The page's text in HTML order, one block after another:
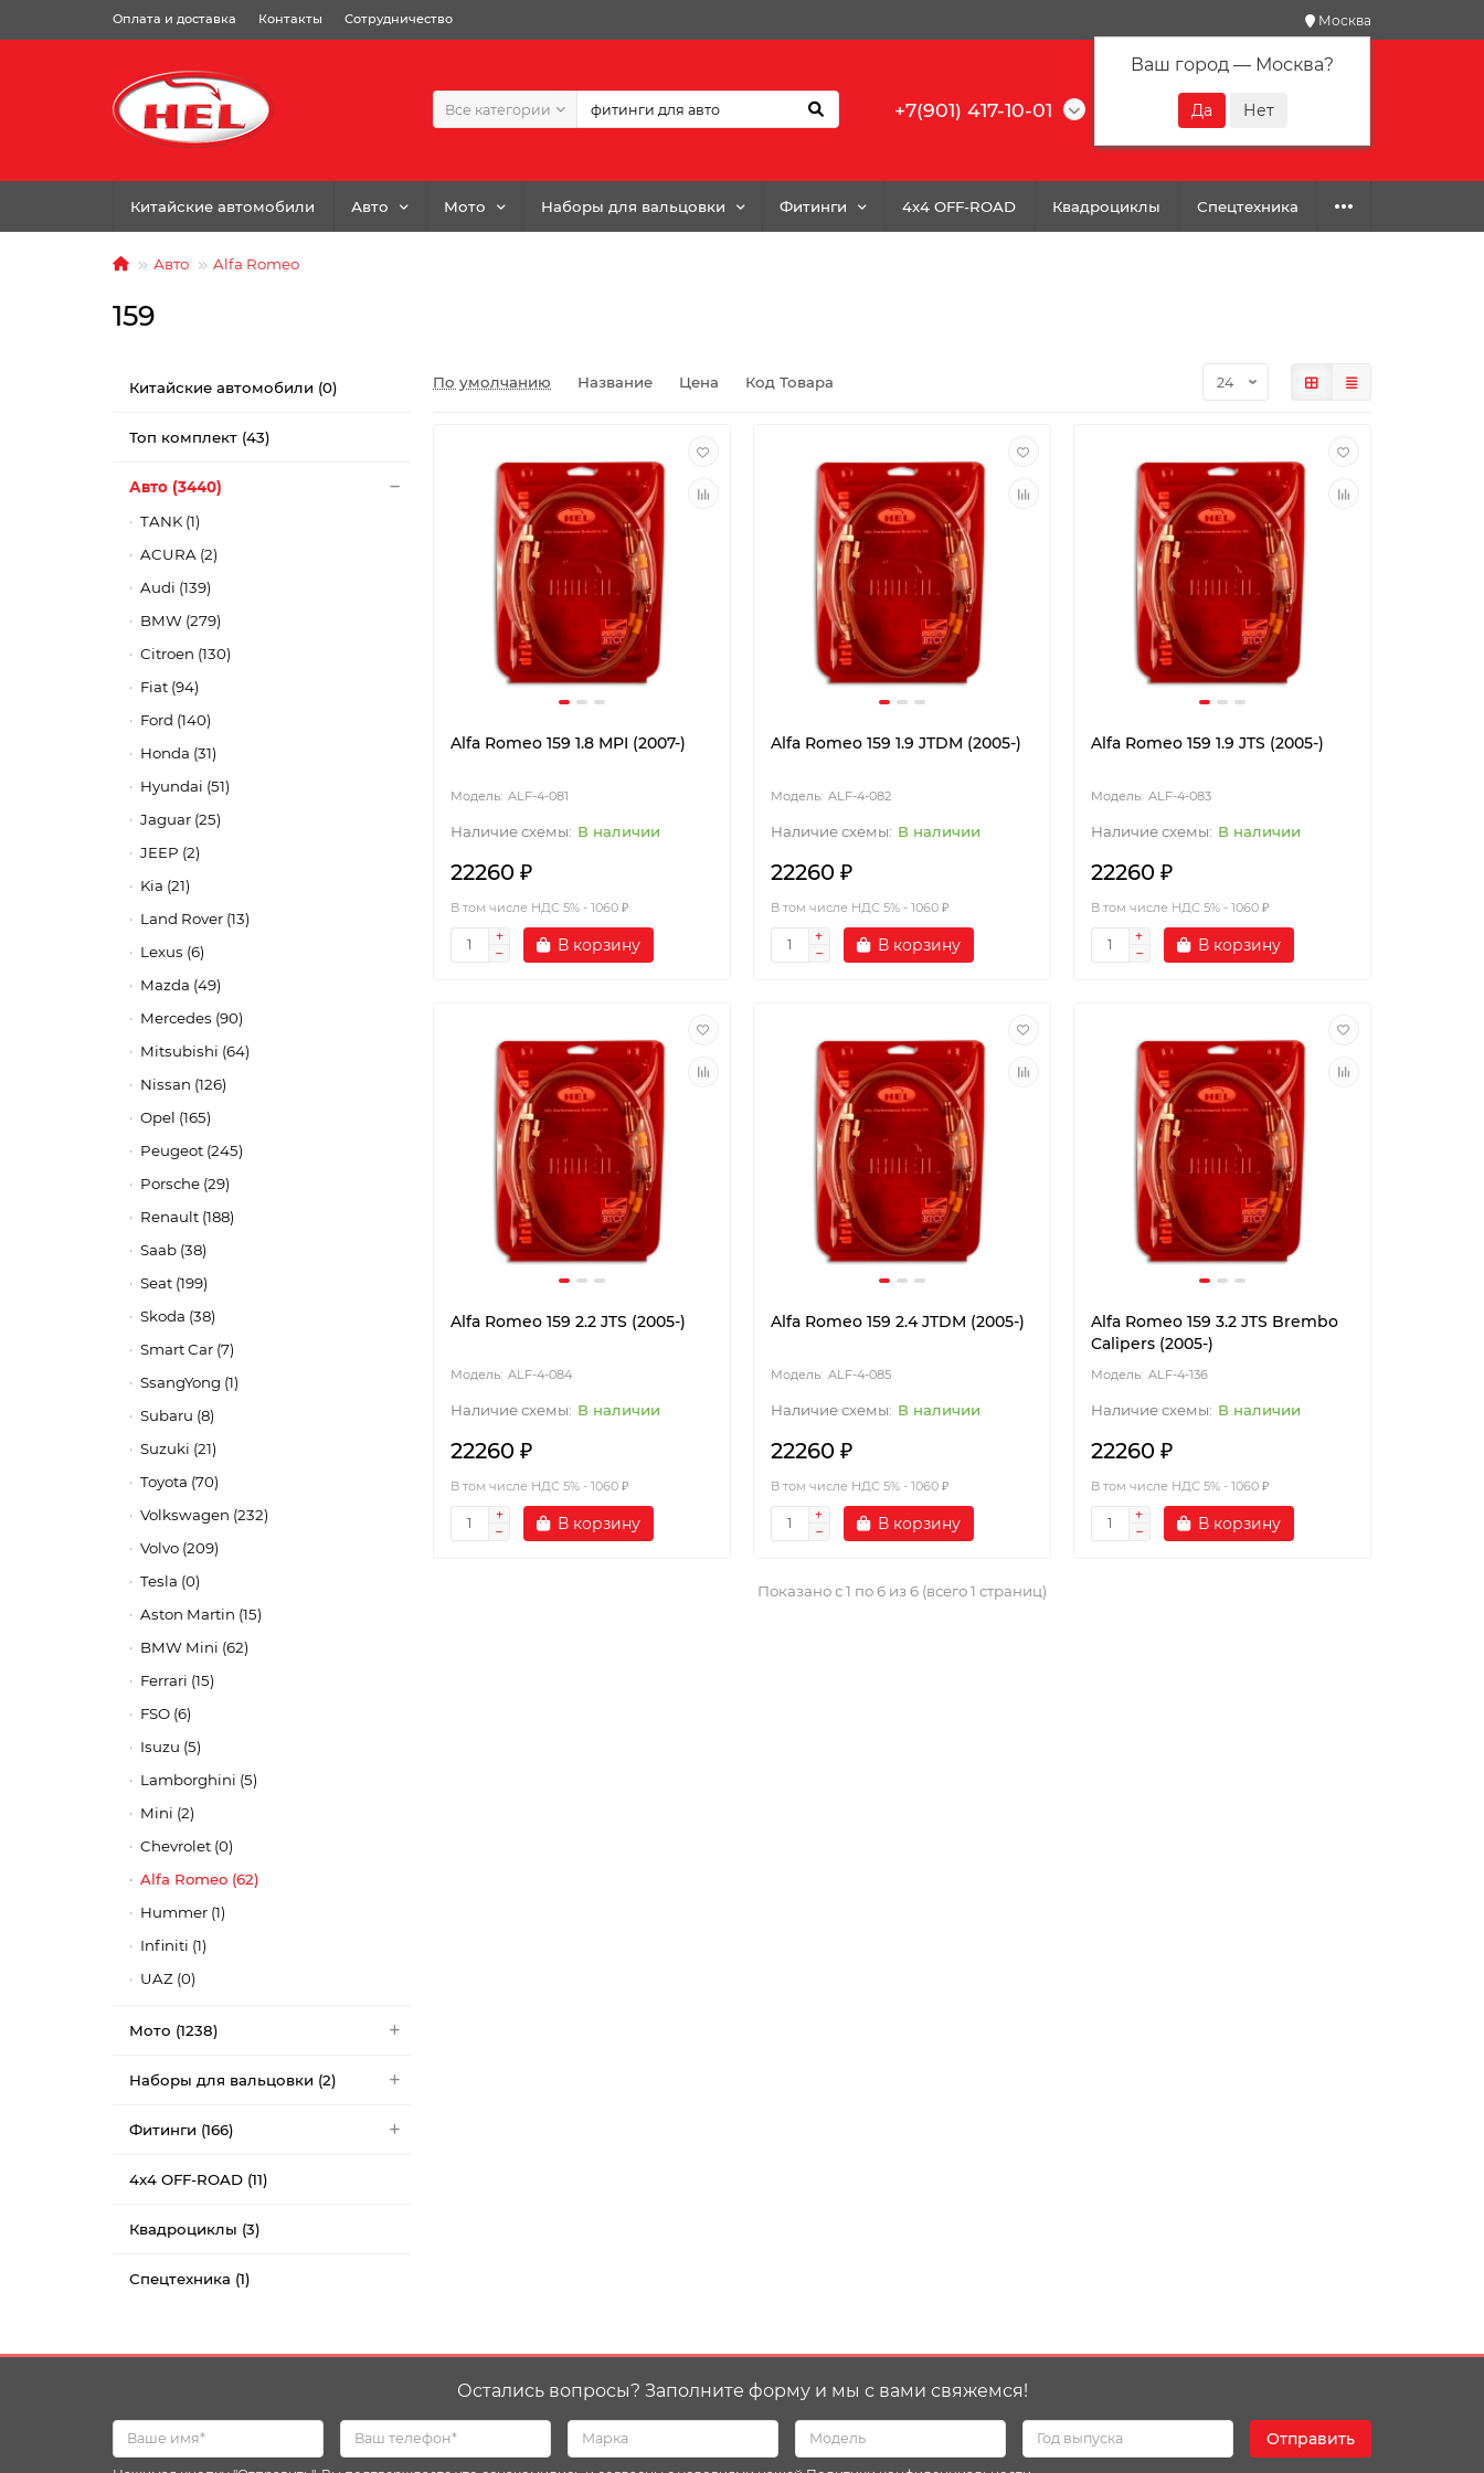
Оплата и доставка Контакты Сотрудничество Москва
Ваш город — Москва?
Все категории +7(901) 417-10-01
Китайские автомобили Авто Мото Наборы для вальцовки Фитинги 4x4 OFF-ROAD Квадроциклы Спецтехника
Авто Alfa Romeo
159
Китайские автомобили (0)
Топ комплект (43)
Авто (3440)
TANK (1)
ACURA (2)
Audi (139)
BMW (279)
Citroen (130)
Fiat (94)
Ford (140)
Honda (31)
Hyundai (51)
Jaguar (25)
JEEP (2)
Kia (21)
Land Rover (13)
Lexus (6)
Mazda (49)
Mercedes (90)
Mitsubishi (64)
Nissan (126)
Opel (165)
Peugeot (245)
Porsche (29)
Renault (188)
Saab (38)
Seat (199)
Skoda (38)
Smart Car (7)
SsangYong (1)
Subaru (8)
Suzuki (21)
Toyota (70)
Volkswagen (232)
Volvo (209)
Tesla (0)
Aston Martin (15)
BMW Mini (62)
Ferrari (15)
FSO (6)
Isuzu (5)
Lamborghini (5)
Mini (2)
Chevrolet (0)
Alfa Romeo (62)
Hummer (1)
Infiniti (1)
UAZ (0)
Мото (1238)
Наборы для вальцовки (2)
Фитинги (166)
4x4 OFF-ROAD (11)
Квадроциклы (3)
Спецтехника (1)
По умолчанию Название Цена Код Товара
Alfa Romeo 159 1.8 MPI (2007-)
ALF-4-081
В наличии
22260 ₽
В том числе НДС 5% - 1060 ₽
В корзину
Alfa Romeo 159 1.9 JTDM (2005-)
ALF-4-082
В наличии
22260 ₽
В том числе НДС 5% - 1060 ₽
В корзину
Alfa Romeo 159 1.9 JTS (2005-)
ALF-4-083
В наличии
22260 ₽
В том числе НДС 5% - 1060 ₽
В корзину
Alfa Romeo 159 2.2 JTS (2005-)
ALF-4-084
В наличии
22260 ₽
В том числе НДС 5% - 1060 ₽
В корзину
Alfa Romeo 159 2.4 JTDM (2005-)
ALF-4-085
В наличии
22260 ₽
В том числе НДС 5% - 1060 ₽
В корзину
Alfa Romeo 159 3.2 JTS Brembo
Calipers (2005-)
ALF-4-136
В наличии
22260 ₽
В том числе НДС 5% - 1060 ₽
В корзину
Показано с 1 по 6 из 6 (всего 1 страниц)
Остались вопросы? Заполните форму и мы с вами свяжемся!
Отправить